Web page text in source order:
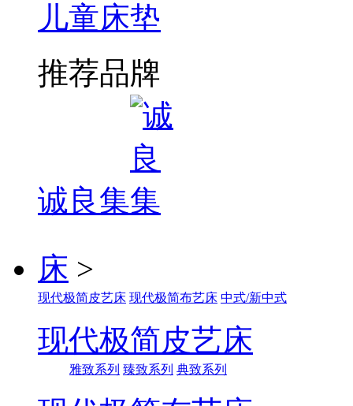
儿童床垫
推荐品牌
诚良集
床 >
现代极简皮艺床 现代极简布艺床 中式/新中式
现代极简皮艺床
雅致系列 臻致系列 典致系列